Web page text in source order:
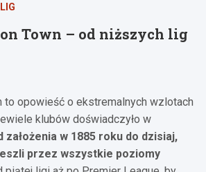
Town – od niższych lig
to opowieść o ekstremalnych wzlotach
klubów doświadczyło w
założenia w 1885 roku do dzisiaj,
przez wszystkie poziomy